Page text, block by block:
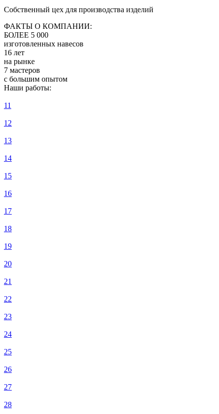
Собственный цех для производства изделий
ФАКТЫ О КОМПАНИИ:
БОЛЕЕ 5 000
изготовленных навесов
16 лет
на рынке
7 мастеров
с большим опытом
Наши работы:
11
12
13
14
15
16
17
18
19
20
21
22
23
24
25
26
27
28